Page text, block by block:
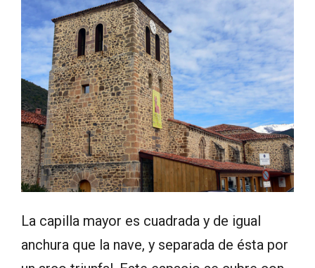
La capilla mayor es cuadrada y de igual
anchura que la nave, y separada de ésta por